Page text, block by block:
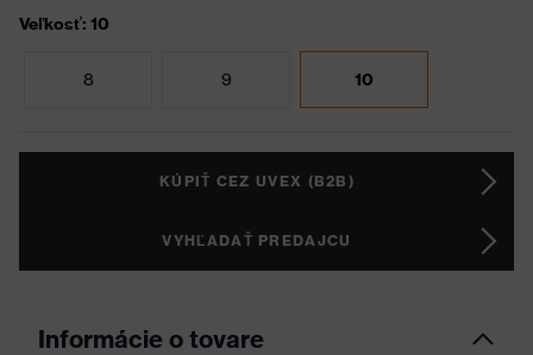
Veľkosť: 10
8 9 10
KÚPIŤ CEZ UVEX (B2B)
VYHĽADAŤ PREDAJCU
Informácie o tovare